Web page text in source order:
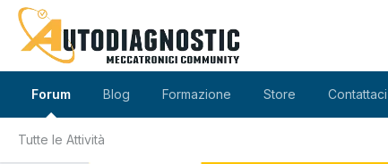
Forum
Tutte le Attività
Blog Formazione Store Contattaci